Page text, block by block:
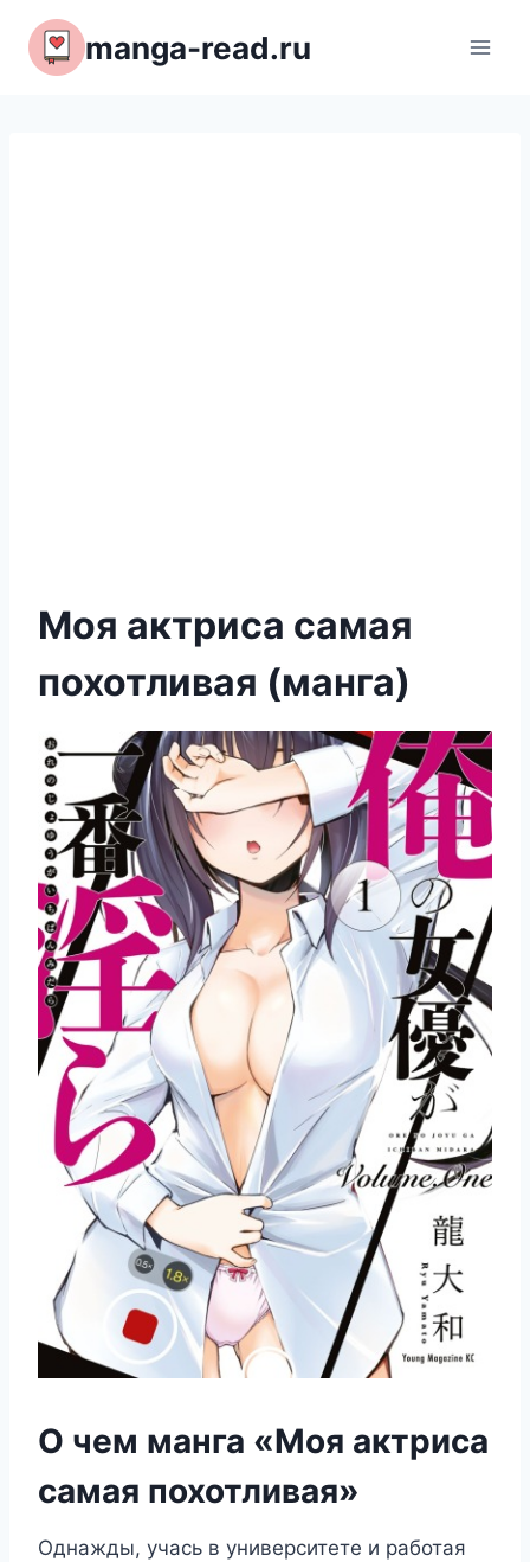
Перейти
содержимому
manga-read.ru
Моя актриса самая
похотливая (манга)
О чем манга «Моя актриса
самая похотливая»
Однажды, учась в университете и работая